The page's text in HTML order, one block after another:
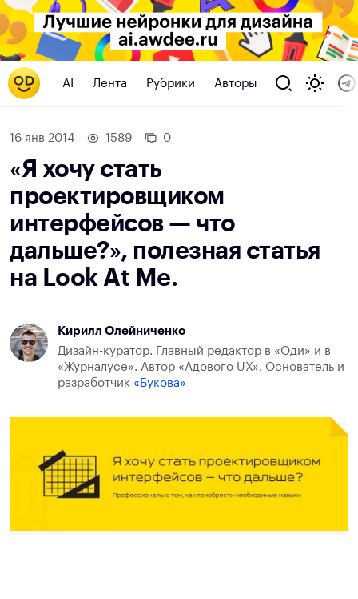
AI Лента Рубрики Авторы
16 янв 2014 1589 0
«Я хочу стать
проектировщиком
интерфейсов — что
дальше?», полезная статья
на Look At Me.
Кирилл Олейниченко
Дизайн-куратор. Главный редактор в «Оди» и в
«Журналусе». Автор «Адового UX». Основатель и
разработчик «Букова»